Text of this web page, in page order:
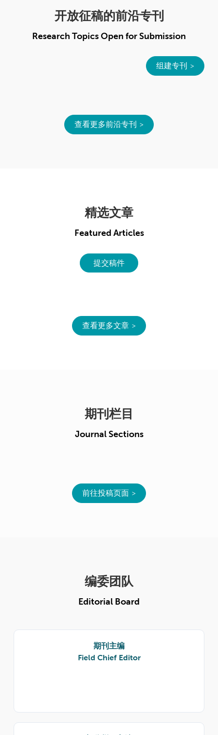
开放征稿的前沿专刊
Research Topics Open for Submission
组建专刊
查看更多前沿专刊
精选文章
Featured Articles
提交稿件
查看更多文章
期刊栏目
Journal Sections
前往投稿页面
编委团队
Editorial Board
期刊主编
Field Chief Editor